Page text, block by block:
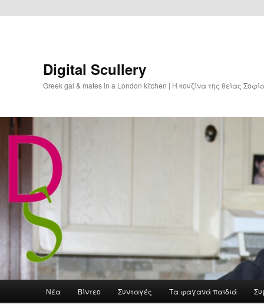
Digital Scullery
Greek gal & mates in a London kitchen | Η κουζίνα της θείας
Skip to primary content
Skip to secondary content
Νέα Βίντεο Συνταγές Τα φαγανά παιδιά